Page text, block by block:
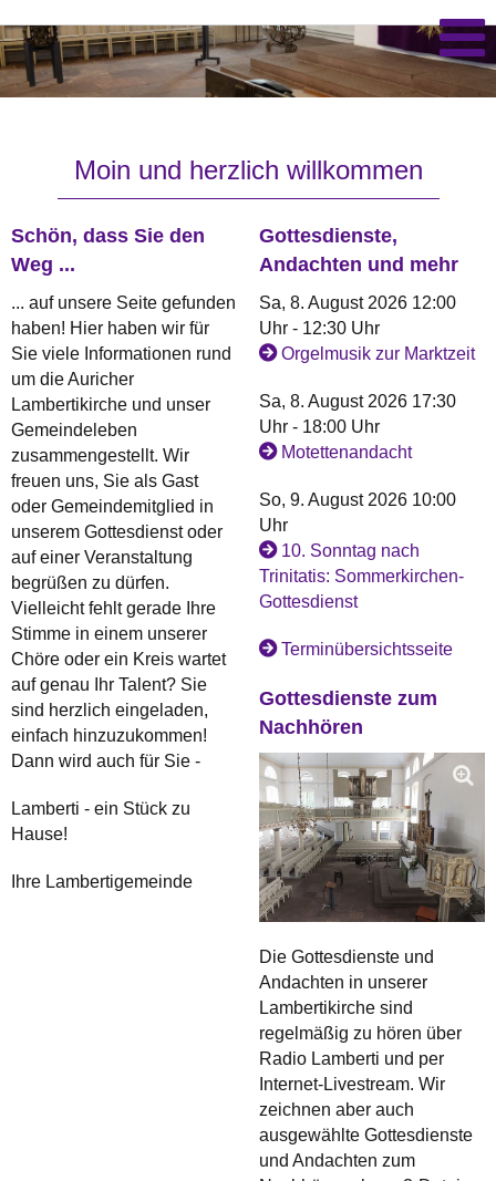
Moin und herzlich willkommen
Schön, dass Sie den
Weg ...
... auf unsere Seite gefunden
haben! Hier haben wir für
Sie viele Informationen rund
um die Auricher
Lambertikirche und unser
Gemeindeleben
zusammengestellt. Wir
freuen uns, Sie als Gast
oder Gemeindemitglied in
unserem Gottesdienst oder
auf einer Veranstaltung
begrüßen zu dürfen.
Vielleicht fehlt gerade Ihre
Stimme in einem unserer
Chöre oder ein Kreis wartet
auf genau Ihr Talent? Sie
sind herzlich eingeladen,
einfach hinzuzukommen!
Dann wird auch für Sie -
Lamberti - ein Stück zu
Hause!
Ihre Lambertigemeinde
Gottesdienste,
Andachten und mehr
Sa, 8. August 2026 12:00
Uhr - 12:30 Uhr
Orgelmusik zur Marktzeit
Sa, 8. August 2026 17:30
Uhr - 18:00 Uhr
Motettenandacht
So, 9. August 2026 10:00
Uhr
10. Sonntag nach
Trinitatis: Sommerkirchen-
Gottesdienst
Terminübersichtsseite
Gottesdienste zum
Nachhören
Die Gottesdienste und
Andachten in unserer
Lambertikirche sind
regelmäßig zu hören über
Radio Lamberti und per
Internet-Livestream. Wir
zeichnen aber auch
ausgewählte Gottesdienste
und Andachten zum